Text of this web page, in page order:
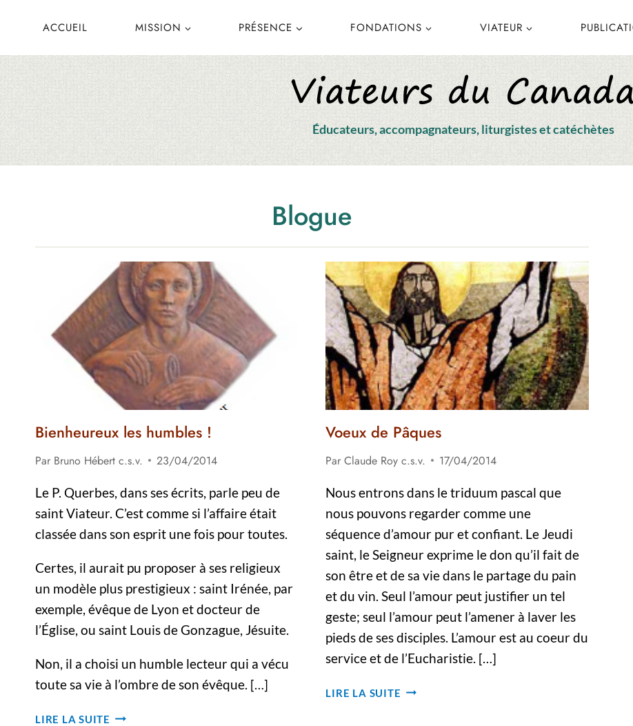
ACCUEIL MISSION PRÉSENCE FONDATIONS VIATEUR
Éducateurs, accompagnateurs, liturgistes et catéchètes
Blogue
Bienheureux les humbles !
Par Bruno Hébert c.s.v.
23/04/2014
Le P. Querbes, dans ses écrits, parle peu de
saint Viateur. C’est comme si l’affaire était
classée dans son esprit une fois pour toutes.
Certes, il aurait pu proposer à ses religieux
un modèle plus prestigieux : saint Irénée, par
exemple, évêque de Lyon et docteur de
l’Église, ou saint Louis de Gonzague, Jésuite.
Non, il a choisi un humble lecteur qui a vécu
toute sa vie à l’ombre de son évêque. […]
LIRE LA SUITE BIENHEUREUX
Voeux de Pâques
ParClaude Roy c.s.v.
17/04/2014
Nous entrons dans le triduum pascal que
nous pouvons regarder comme une
séquence d’amour pur et confiant. Le Jeudi
saint, le Seigneur exprime le don qu’il fait de
son être et de sa vie dans le partage du pain
et du vin. Seul l’amour peut justifier un tel
geste; seul l’amour peut l’amener à laver les
pieds de ses disciples. L’amour est au coeur du
service et de l’Eucharistie. […]
LIRE LA SUITE VOEUX